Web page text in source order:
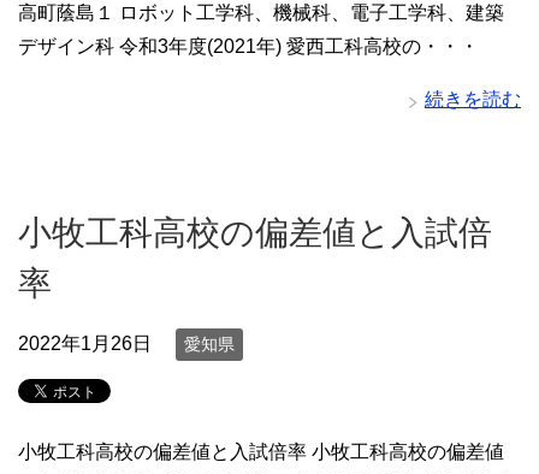
高町蔭島１ ロボット工学科、機械科、電子工学科、建築
デザイン科 令和3年度(2021年) 愛西工科高校の・・・
続きを読む
小牧工科高校の偏差値と入試倍
率
2022年1月26日 愛知県
小牧工科高校の偏差値と入試倍率 小牧工科高校の偏差値